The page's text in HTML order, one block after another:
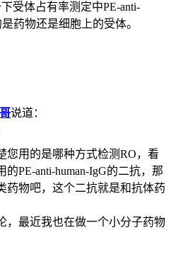
受体占有率测定中PE-anti-
药物还是细胞上的受体。
说道：
您用的是哪种方式检测RO，看
PE-anti-human-IgG的二抗，那
药物吧，这个二抗就是和抗体药
，最近我也在做一个小分子药物